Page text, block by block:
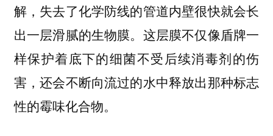
解，失去了化学防线的管道内壁很快就会长
出一层滑腻的生物膜。这层膜不仅像盾牌一
样保护着底下的细菌不受后续消毒剂的伤
害，还会不断向流过的水中释放出那种标志
性的霉味化合物。